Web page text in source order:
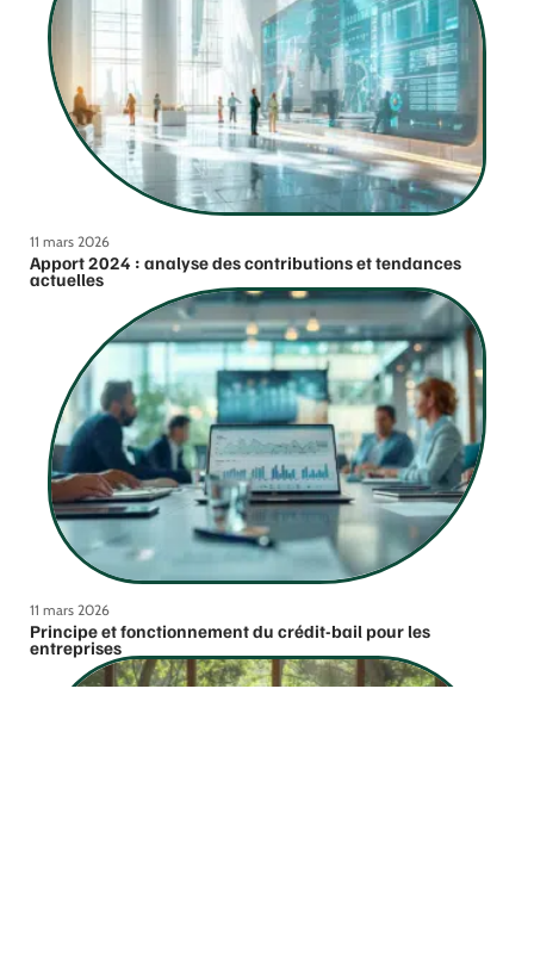
11 mars 2026
Apport 2024 : analyse des contributions et tendances
actuelles
11 mars 2026
Principe et fonctionnement du crédit-bail pour les
entreprises